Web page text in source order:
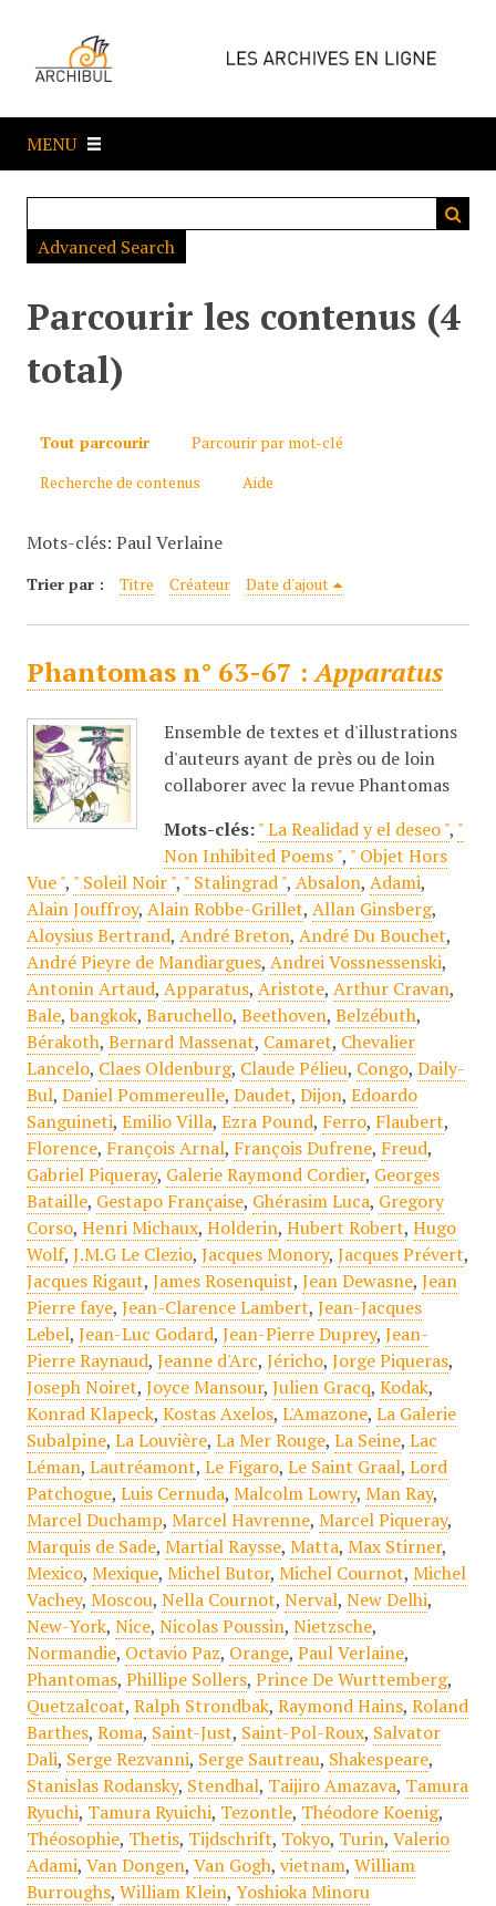
e
a
MENU
Advanced Search
Parcourir les contenus (4
total)
Tout parcourir
Parcourir par mot-clé
Recherche de contenus
Aide
Mots-clés: Paul Verlaine
Trier par : Titre Créateur Date d'ajout
Phantomas n° 63-67 :Apparatus
Ensemble de textes et d'illustrations
d'auteurs ayant de près ou de loin
collaborer avec la revue Phantomas
Mots-clés: " La Realidad y el deseo ", "
Non Inhibited Poems ", " Objet Hors
Vue ", " Soleil Noir ", " Stalingrad ", Absalon, Adami,
Alain Jouffroy, Alain Robbe-Grillet, Allan Ginsberg,
Aloysius Bertrand, André Breton, André Du Bouchet,
André Pieyre de Mandiargues, Andrei Vossnessenski,
Antonin Artaud, Apparatus, Aristote, Arthur Cravan,
Bale,bangkok, Baruchello, Beethoven, Belzébuth,
Bérakoth, Bernard Massenat, Camaret, Chevalier
Lancelo, Claes Oldenburg, Claude Pélieu, Congo, Daily-
Bul, Daniel Pommereulle, Daudet, Dijon, Edoardo
Sanguineti, Emilio Villa, Ezra Pound, Ferro, Flaubert,
Florence, François Arnal, François Dufrene, Freud,
Gabriel Piqueray, Galerie Raymond Cordier, Georges
Bataille, Gestapo Française, Ghérasim Luca, Gregory
Corso, Henri Michaux, Holderin, Hubert Robert, Hugo
Wolf, J.M.G Le Clezio, Jacques Monory, Jacques Prévert,
Jacques Rigaut, James Rosenquist, Jean Dewasne, Jean
Pierre faye, Jean-Clarence Lambert, Jean-Jacques
Lebel, Jean-Luc Godard, Jean-Pierre Duprey, Jean-
Pierre Raynaud, Jeanne d'Arc, Jéricho, Jorge Piqueras,
Joseph Noiret, Joyce Mansour, Julien Gracq, Kodak,
Konrad Klapeck, Kostas Axelos, L'Amazone, La Galerie
Subalpine, La Louvière, La Mer Rouge, La Seine, Lac
Léman, Lautréamont, Le Figaro, Le Saint Graal, Lord
Patchogue, Luis Cernuda, Malcolm Lowry, Man Ray,
Marcel Duchamp, Marcel Havrenne, Marcel Piqueray,
Marquis de Sade, Martial Raysse, Matta, Max Stirner,
Mexico, Mexique, Michel Butor, Michel Cournot, Michel
Vachey, Moscou, Nella Cournot, Nerval, New Delhi,
New-York, Nice, Nicolas Poussin, Nietzsche,
Normandie, Octavio Paz, Orange, Paul Verlaine,
Phantomas, Phillipe Sollers, Prince De Wurttemberg,
Quetzalcoat, Ralph Strondbak, Raymond Hains, Roland
Barthes, Roma, Saint-Just, Saint-Pol-Roux, Salvator
Dali, Serge Rezvanni, Serge Sautreau, Shakespeare,
Stanislas Rodansky, Stendhal, Taijiro Amazava, Tamura
Ryuchi, Tamura Ryuichi, Tezontle, Théodore Koenig,
Théosophie, Thetis, Tijdschrift, Tokyo, Turin, Valerio
Adami, Van Dongen, Van Gogh, vietnam, William
Burroughs, William Klein, Yoshioka Minoru